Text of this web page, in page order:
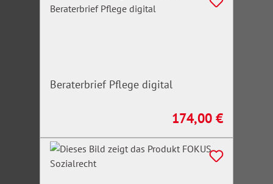
Beraterbrief Pflege digital
Regulärer Preis:
174,00 €